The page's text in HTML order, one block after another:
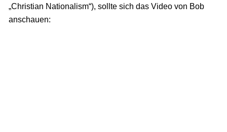
„Christian Nationalism“), sollte sich das Video von Bob
anschauen: